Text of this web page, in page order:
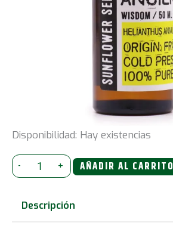
Disponibilidad: Hay existencias
-
Aceite
de
Girasol
+ AÑADIR AL CARRITO
Descripción